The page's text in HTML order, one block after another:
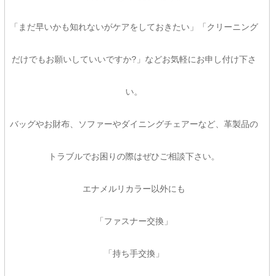
「まだ早いかも知れないがケアをしておきたい」「クリーニング
だけでもお願いしていいですか?」などお気軽にお申し付け下さ
い。
バッグやお財布、ソファーやダイニングチェアーなど、革製品の
トラブルでお困りの際はぜひご相談下さい。
エナメルリカラー以外にも
「ファスナー交換」
「持ち手交換」